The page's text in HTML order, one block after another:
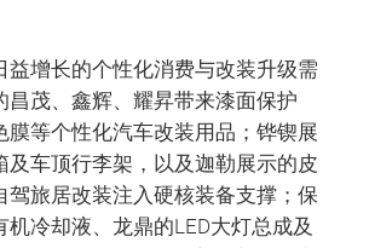
益增长的个性化消费与改装升级需
昌茂、鑫辉、耀昇带来漆面保护
膜等个性化汽车改装用品；铧锲展
及车顶行李架，以及迦勒展示的皮
驾旅居改装注入硬核装备支撑；保
机冷却液、龙鼎的LED大灯总成及